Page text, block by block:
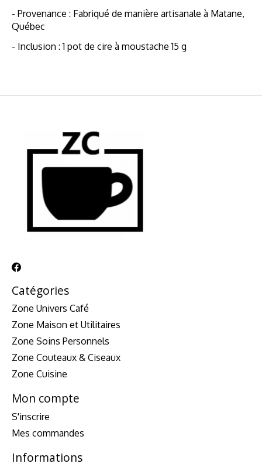
- Provenance : Fabriqué de manière artisanale à Matane,
Québec
- Inclusion : 1 pot de cire à moustache 15 g
Catégories
Zone Univers Café
Zone Maison et Utilitaires
Zone Soins Personnels
Zone Couteaux & Ciseaux
Zone Cuisine
Mon compte
S'inscrire
Mes commandes
Informations